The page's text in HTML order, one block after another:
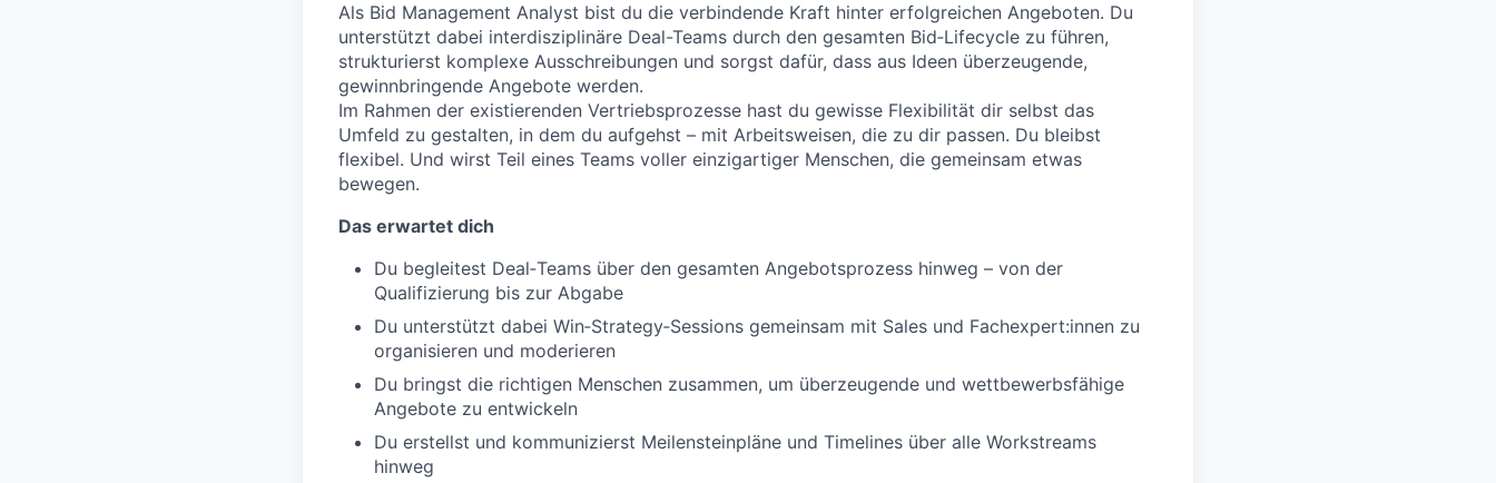
Als Bid Management Analyst bist du die verbindende Kraft hinter erfolgreichen Angeboten. Du
unterstützt dabei interdisziplinäre Deal-Teams durch den gesamten Bid‑Lifecycle zu führen,
strukturierst komplexe Ausschreibungen und sorgst dafür, dass aus Ideen überzeugende,
gewinnbringende Angebote werden.
Im Rahmen der existierenden Vertriebsprozesse hast du gewisse Flexibilität dir selbst das
Umfeld zu gestalten, in dem du aufgehst – mit Arbeitsweisen, die zu dir passen. Du bleibst
flexibel. Und wirst Teil eines Teams voller einzigartiger Menschen, die gemeinsam etwas
bewegen.
Das erwartet dich
Du begleitest Deal‑Teams über den gesamten Angebotsprozess hinweg – von der
Qualifizierung bis zur Abgabe
Du unterstützt dabei Win‑Strategy‑Sessions gemeinsam mit Sales und Fachexpert:innen zu
organisieren und moderieren
Du bringst die richtigen Menschen zusammen, um überzeugende und wettbewerbsfähige
Angebote zu entwickeln
Du erstellst und kommunizierst Meilensteinpläne und Timelines über alle Workstreams
hinweg